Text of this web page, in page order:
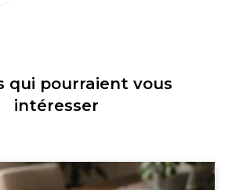
qui pourraient vous
intéresser